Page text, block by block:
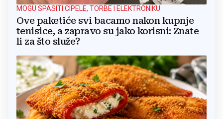
MOGU SPASITI CIPELE, TORBE I ELEKTRONIKU
Ove paketiće svi bacamo nakon kupnje
tenisice, a zapravo su jako korisni: Znate
li za što služe?